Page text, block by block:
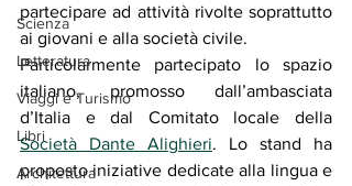
Scienza
Letteratura
Viaggi e Turismo
Libri
Architettura
partecipare ad attività rivolte soprattutto
ai giovani e alla società civile.
Particolarmente partecipato lo spazio
italiano, promosso dall’ambasciata
Società Dante Alighieri. Lo stand ha
proposto iniziative dedicate alla lingua e